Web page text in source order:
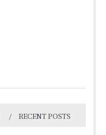
RECENT POSTS